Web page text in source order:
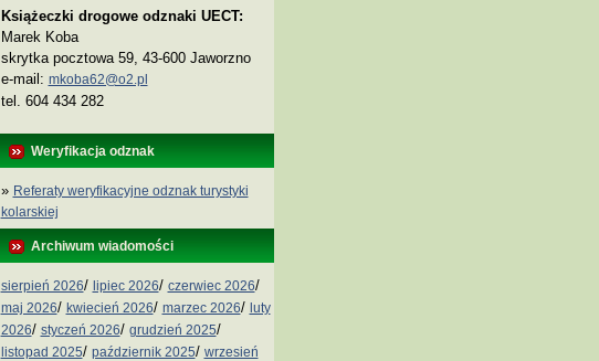
Książeczki drogowe odznaki UECT:
Marek Koba
skrytka pocztowa 59, 43-600 Jaworzno
e‑mail: mkoba62@o2.pl
tel. 604 434 282
Weryfikacja odznak
» Referaty weryfikacyjne odznak turystyki
kolarskiej
Archiwum wiadomości
sierpień 2026/ lipiec 2026/ czerwiec 2026/
maj 2026/ kwiecień 2026/ marzec 2026/ luty
2026/ styczeń 2026/ grudzień 2025/
listopad 2025/ październik 2025/ wrzesień